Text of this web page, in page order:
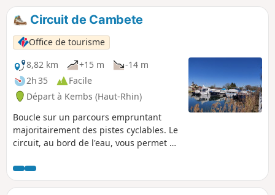
pourrait croire un instant avoir réussi à
suspendre le temps.
Circuit de Cambete
Office de tourisme
8,82 km
+15 m
-14 m
2h 35
Facile
Départ à Kembs (Haut-Rhin)
Boucle sur un parcours empruntant
majoritairement des pistes cyclables. Le
circuit, au bord de l'eau, vous permet de
l'industrie locale entre Kembs-Loechlé
et Kembs